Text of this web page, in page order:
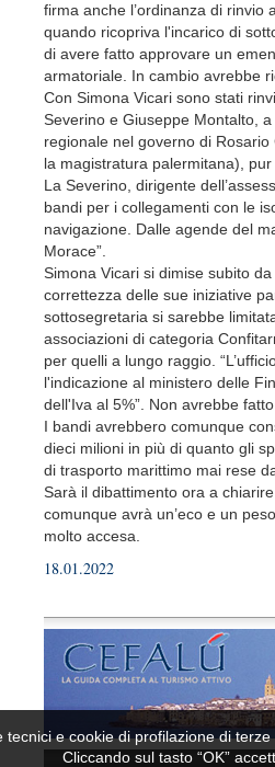
firma anche l’ordinanza di rinvio
quando ricopriva l'incarico di
di avere fatto approvare un
armatoriale. In cambio avrebbe
Con Simona Vicari sono stati
Severino e Giuseppe Montalto,
regionale nel governo di
la magistratura palermitana),
La Severino, dirigente
bandi per i collegamenti con le
navigazione. Dalle agende del
Morace”.
Simona Vicari si dimise subito
correttezza delle sue iniziative
sottosegretaria si sarebbe
associazioni di categoria
per quelli a lungo raggio.
l'indicazione al ministero delle
dell'Iva al 5%”. Non avrebbe
I bandi avrebbero comunque
dieci milioni in più di quanto gli
di trasporto marittimo mai rese
Sarà il dibattimento ora a
comunque avrà un’eco e un
molto accesa.
18.01.2022
tecnici e cookie di profilazione di
Cliccando sul tasto “OK”